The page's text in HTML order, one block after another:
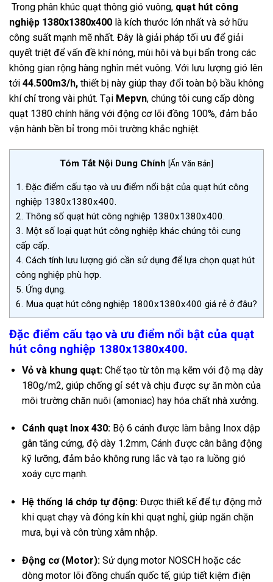
Trong phân khúc quạt thông gió vuông, quạt hút công
nghiệp 1380x1380x400 là kích thước lớn nhất và sở hữu
công suất mạnh mẽ nhất. Đây là giải pháp tối ưu để giải
quyết triệt để vấn đề khí nóng, mùi hôi và bụi bẩn trong các
không gian rộng hàng nghìn mét vuông. Với lưu lượng gió lên
tới 44.500m3/h, thiết bị này giúp thay đổi toàn bộ bầu không
khí chỉ trong vài phút. Tại Mepvn, chúng tôi cung cấp dòng
quạt 1380 chính hãng với động cơ lõi đồng 100%, đảm bảo
vận hành bền bỉ trong môi trường khắc nghiệt.
Tóm Tắt Nội Dung Chính [Ẩn Văn Bản]
1. Đặc điểm cấu tạo và ưu điểm nổi bật của quạt hút công
nghiệp 1380x1380x400.
2. Thông số quạt hút công nghiệp 1380x1380x400.
3. Một số loại quạt hút công nghiệp khác chúng tôi cung
cấp cấp.
4. Cách tính lưu lượng gió cần sử dụng để lựa chọn quạt hút
công nghiệp phù hợp.
5. Ứng dụng.
6. Mua quạt hút công nghiệp 1800x1380x400 giá rẻ ở đâu?
Đặc điểm cấu tạo và ưu điểm nổi bật của quạt
hút công nghiệp 1380x1380x400.
Vỏ và khung quạt:Chế tạo từ tôn mạ kẽm với độ mạ dày
180g/m2, giúp chống gỉ sét và chịu được sự ăn mòn của
môi trường chăn nuôi (amoniac) hay hóa chất nhà xưởng.
Cánh quạt Inox 430:Bộ 6 cánh được làm bằng Inox dập
gân tăng cứng, độ dày 1.2mm,Cánh được cân bằng động
kỹ lưỡng, đảm bảo không rung lắc và tạo ra luồng gió
xoáy cực mạnh.
Hệ thống lá chớp tự động:Được thiết kế để tự động mở
khi quạt chạy và đóng kín khi quạt nghỉ, giúp ngăn chặn
mưa, bụi và côn trùng xâm nhập.
Động cơ (Motor):Sử dụng motor NOSCH hoặc các
dòng motor lõi đồng chuẩn quốc tế, giúp tiết kiệm điện